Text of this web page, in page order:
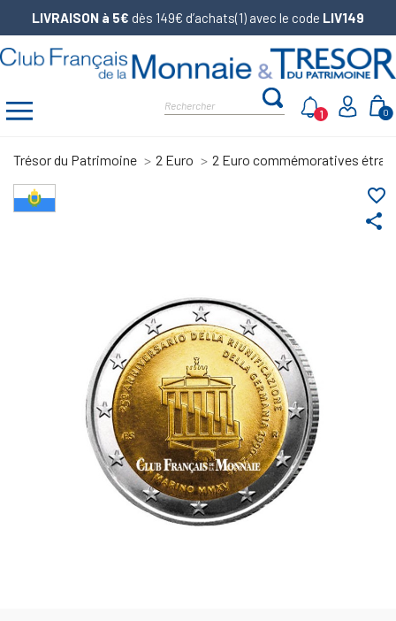
LIVRAISON à 5€ dès 149€ d’achats(1) avec le code LIV149
0
1
Trésor du Patrimoine 2 Euro 2 Euro commémoratives
share
favorite_border